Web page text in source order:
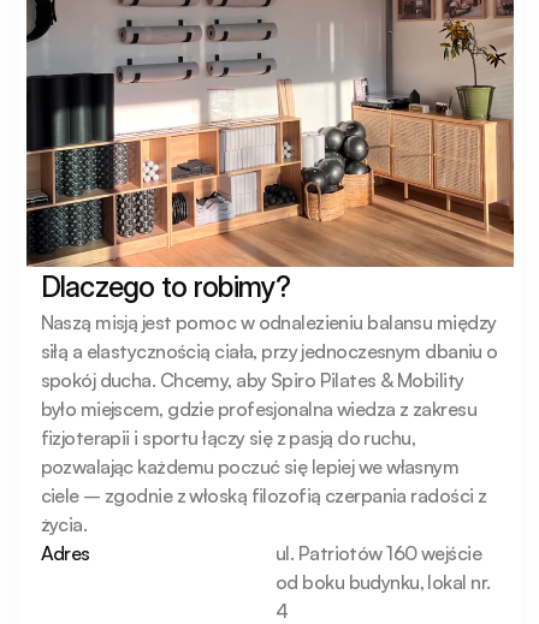
Dlaczego to robimy?
Naszą misją jest pomoc w odnalezieniu balansu między
siłą a elastycznością ciała, przy jednoczesnym dbaniu o
spokój ducha. Chcemy, aby Spiro Pilates & Mobility
było miejscem, gdzie profesjonalna wiedza z zakresu
fizjoterapii i sportu łączy się z pasją do ruchu,
pozwalając każdemu poczuć się lepiej we własnym
ciele – zgodnie z włoską filozofią czerpania radości z
życia.
Adres
ul. Patriotów 160 wejście
od boku budynku, lokal nr.
4